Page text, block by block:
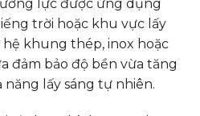
lực được ứng dụng
trời hoặc khu vực lấy
hệ khung thép, inox hoặc
đảm bảo độ bền vừa tăng
lấy sáng tự nhiên.